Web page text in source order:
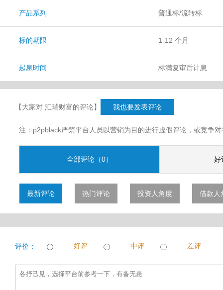
产品系列 普通标/流转标
标的期限 1-12 个月
起息时间 标满复审后计息
【大家对 汇瑞财富的评论】 我也要发表评论
注：p2pblack严禁平台人员以营销为目的进行虚假评论，或竞争
全部评论（0） 好
最新评论 热门评论 投资人角度 借款人
评价： 好评 中评 差评